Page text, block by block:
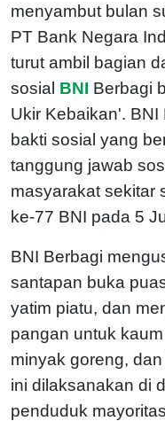
menyambut bulan
PT Bank Negara
turut ambil bagian
sosial BNI Berbagi
Ukir Kebaikan'.
bakti sosial yang
tanggung jawab
masyarakat sekitar
ke-77 BNI pada 5
BNI Berbagi
santapan buka
yatim piatu, dan
pangan untuk
minyak goreng,
ini dilaksanakan di
penduduk